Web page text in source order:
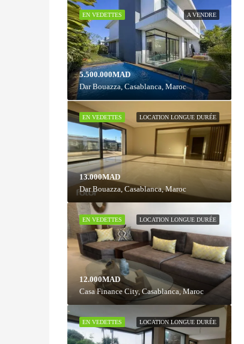
A VENDRE
EN VEDETTES
5.500.000MAD
Dar Bouazza, Casablanca, Maroc
LOCATION LONGUE DURÉE
EN VEDETTES
13.000MAD
Dar Bouazza, Casablanca, Maroc
LOCATION LONGUE DURÉE
EN VEDETTES
12.000MAD
Casa Finance City, Casablanca, Maroc
LOCATION LONGUE DURÉE
EN VEDETTES